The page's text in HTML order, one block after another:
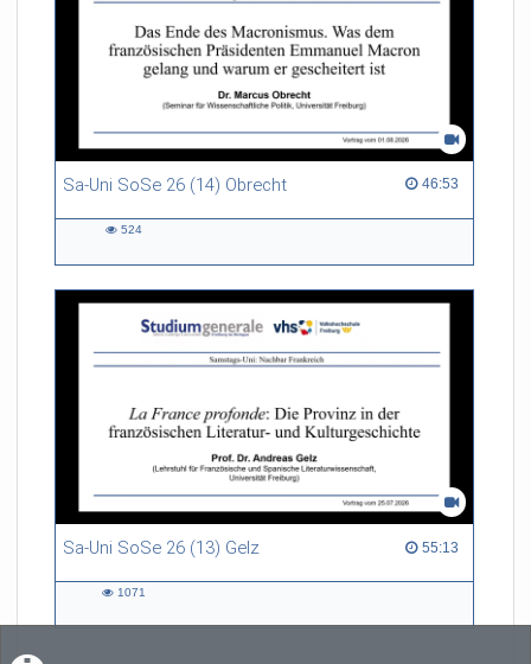
Sa-Uni SoSe 26 (14) Obrecht 46:53
46:53 duration
524
Sa-Uni SoSe 26 (13) Gelz 55:13
55:13 duration
1071